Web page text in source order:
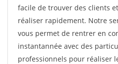
facile de trouver des clients
réaliser rapidement. Notre
vous permet de rentrer en
instantannée avec des
professionnels pour réaliser